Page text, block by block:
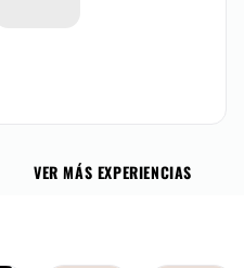
VER MÁS EXPERIENCIAS